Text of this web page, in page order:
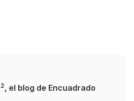
2, el blog de Encuadrado